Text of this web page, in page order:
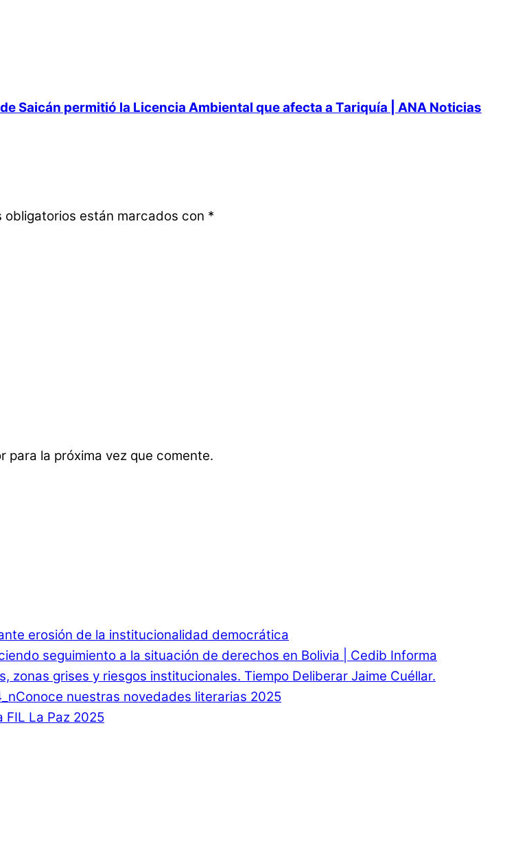
Saicán permitió la Licencia Ambiental que afecta a Tariquía | ANA Noticias
obligatorios están marcados con *
para la próxima vez que comente.
erosión de la institucionalidad democrática
seguimiento a la situación de derechos en Bolivia | Cedib Informa
zonas grises y riesgos institucionales. Tiempo Deliberar Jaime Cuéllar.
Conoce nuestras novedades literarias 2025
FIL La Paz 2025